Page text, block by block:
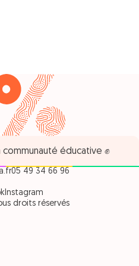
éducative ✊
05 49 34 66 96
Instagram
droits réservés